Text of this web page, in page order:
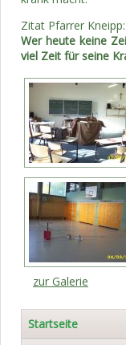
Zitat Pfarrer Kneipp:
Wer heute keine
viel Zeit für seine
zur Galerie
Navigation
überspringen
Startseite